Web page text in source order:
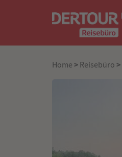
Home > Reisebüro >